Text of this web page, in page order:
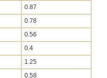
0.87
0.78
0.56
0.4
1.25
0.58